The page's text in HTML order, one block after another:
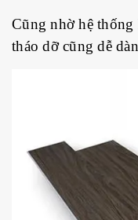
Cũng nhờ hệ
tháo dỡ cũng dễ